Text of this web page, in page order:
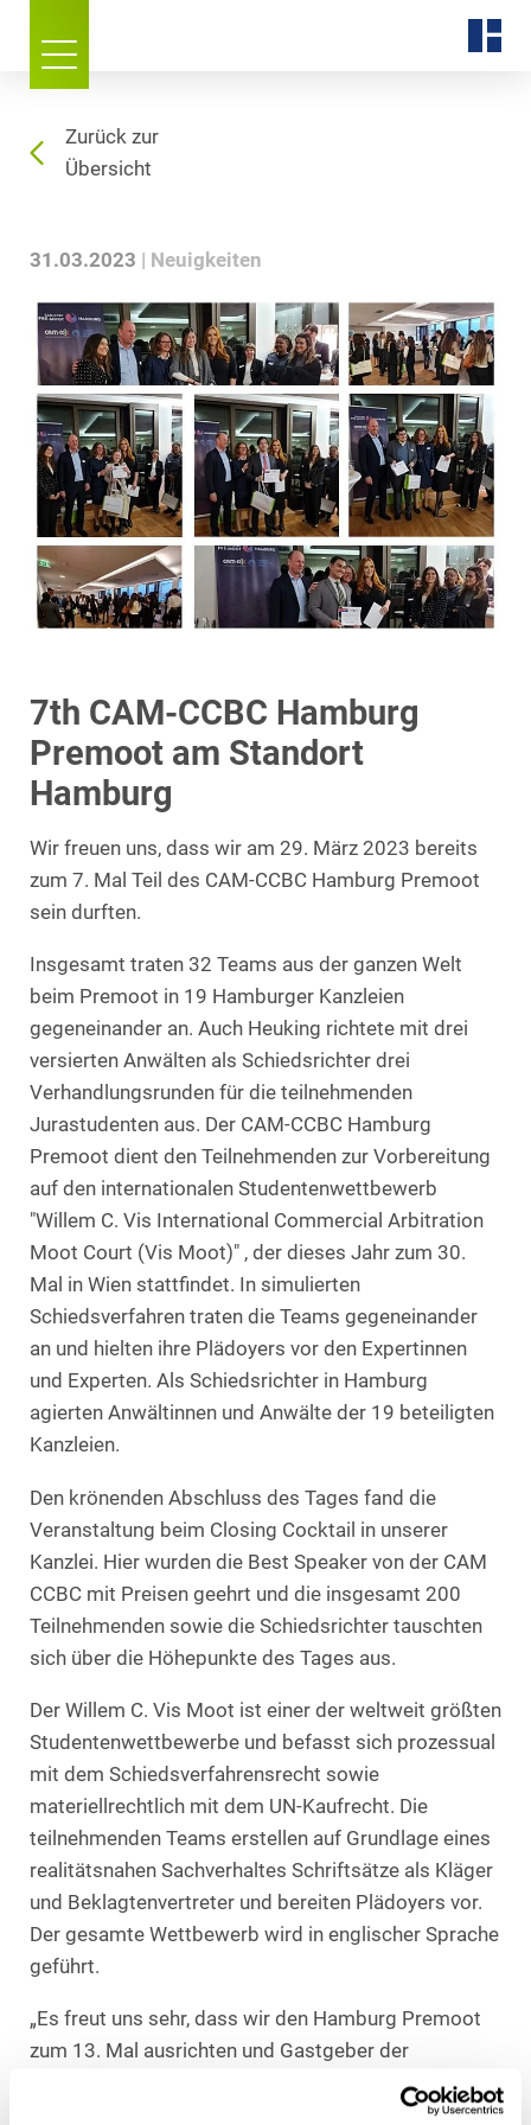
Zurück zur
Übersicht
31.03.2023 Neuigkeiten
7th CAM-CCBC Hamburg
Premoot am Standort
Hamburg
Wir freuen uns, dass wir am 29. März 2023 bereits
zum 7. Mal Teil des CAM-CCBC Hamburg Premoot
sein durften.
Insgesamt traten 32 Teams aus der ganzen Welt
beim Premoot in 19 Hamburger Kanzleien
gegeneinander an. Auch Heuking richtete mit drei
versierten Anwälten als Schiedsrichter drei
Verhandlungsrunden für die teilnehmenden
Jurastudenten aus. Der CAM-CCBC Hamburg
Premoot dient den Teilnehmenden zur Vorbereitung
auf den internationalen Studentenwettbewerb
"Willem C. Vis International Commercial Arbitration
Moot Court (Vis Moot)" , der dieses Jahr zum 30.
Mal in Wien stattfindet. In simulierten
Schiedsverfahren traten die Teams gegeneinander
an und hielten ihre Plädoyers vor den Expertinnen
und Experten. Als Schiedsrichter in Hamburg
agierten Anwältinnen und Anwälte der 19 beteiligten
Kanzleien.
Den krönenden Abschluss des Tages fand die
Veranstaltung beim Closing Cocktail in unserer
Kanzlei. Hier wurden die Best Speaker von der CAM
CCBC mit Preisen geehrt und die insgesamt 200
Teilnehmenden sowie die Schiedsrichter tauschten
sich über die Höhepunkte des Tages aus.
Der Willem C. Vis Moot ist einer der weltweit größten
Studentenwettbewerbe und befasst sich prozessual
mit dem Schiedsverfahrensrecht sowie
materiellrechtlich mit dem UN-Kaufrecht. Die
teilnehmenden Teams erstellen auf Grundlage eines
realitätsnahen Sachverhaltes Schriftsätze als Kläger
und Beklagtenvertreter und bereiten Plädoyers vor.
Der gesamte Wettbewerb wird in englischer Sprache
geführt.
„Es freut uns sehr, dass wir den Hamburg Premoot
zum 13. Mal ausrichten und Gastgeber der
Abendveranstaltung sind. Zum 7. Mal findet der
Premoot als gemeinsame Veranstaltung mit der